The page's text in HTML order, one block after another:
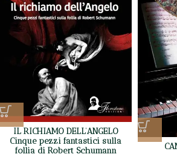
IL RICHIAMO DELL’ANGELO
Cinque pezzi fantastici sulla
follia di Robert Schumann